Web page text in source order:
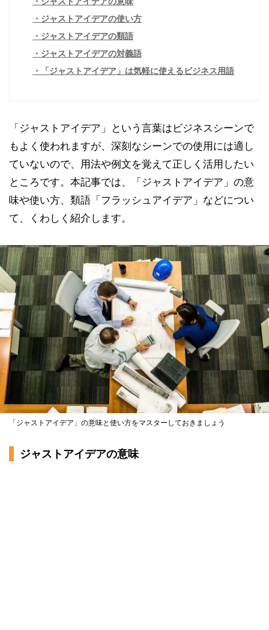
ジャストアイデアの使い方
ジャストアイデアの類語
ジャストアイデアの対義語
「ジャストアイデア」は気軽に使えるビジネス用語
「ジャストアイデア」という言葉はビジネスシーンで
もよく使われますが、深刻なシーンでの使用には適し
ていないので、用法や例文を覚えて正しく活用したい
ところです。本記事では、「ジャストアイデア」の意
味や使い方、類語「フラッシュアイデア」などについ
て、くわしく紹介します。
「ジャストアイデア」の意味と使い方をマスターしておきましょう
ジャストアイデアの意味